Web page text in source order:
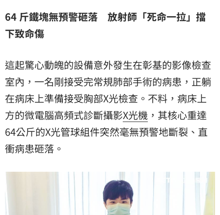
64 斤鐵塊無預警砸落 放射師「死命一拉」擋
下致命傷
這起驚心動魄的設備意外發生在彰基的影像檢查
室內，一名剛接受完常規肺部手術的病患，正躺
在病床上準備接受胸部X光檢查。不料，病床上
方的微電腦高頻式診斷攝影X光機 ，其核心重達
64公斤的X光管球組件突然毫無預警地斷裂、直
衝病患砸落。